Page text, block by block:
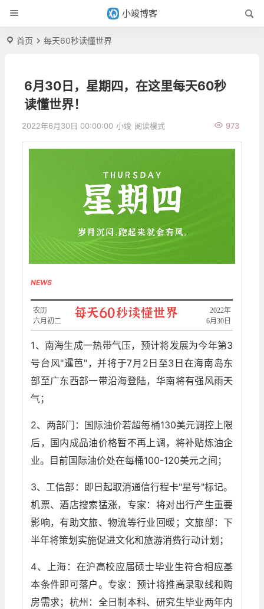
小竣博客
首页 每天60秒读懂世界
6月30日，星期四，在这里每天60秒
读懂世界！
2022年6月30日 00:00:00 小竣 973
阅读模式
NEWS
2022年
6月30日
农历
六月初二
1、南海生成一热带气压，预计将发展为今年第3
号台风"暹芭"，并将于7月2日至3日在海南岛东
部至广东西部一带沿海登陆，华南将有强风雨天
气；
2、两部门：国际油价若超每桶130美元调控上限
后，国内成品油价格暂不再上调，将补贴炼油企
业。目前国际油价处在每桶100-120美元之间；
3、工信部：即日起取消通信行程卡"星号"标记。
机票、酒店搜索猛涨，专家：将对出行产生重要
影响，有助文旅、物流等行业回暖；文旅部：下
半年将策划实施促进文化和旅游消费行动计划；
4、上海：在沪高校应届硕士毕业生符合相应基
本条件即可落户。专家：预计将推高录取线和购
房需求；杭州：全日制本科、研究生毕业两年内